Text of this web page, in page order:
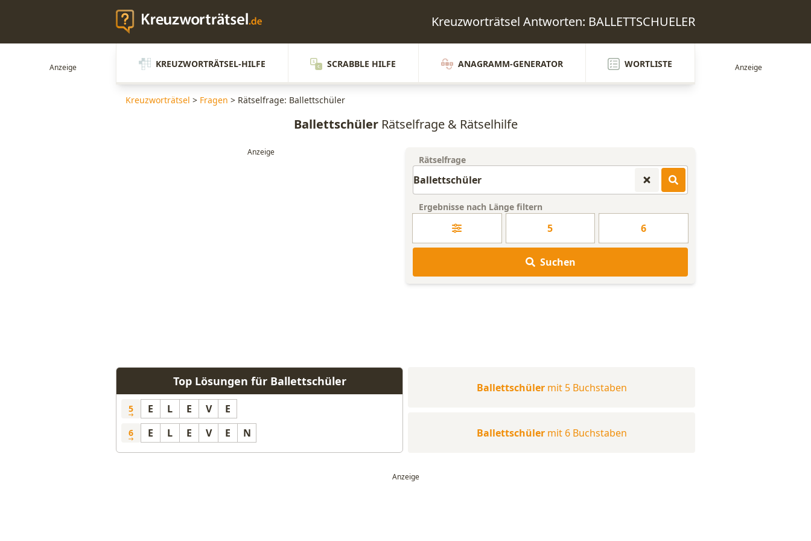
Kreuzworträtsel Antworten: BALLETTSCHUELER
KREUZWORTRÄTSEL-HILFE SCRABBLE HILFE ANAGRAMM-GENERATOR WORTLISTE
Kreuzworträtsel > Fragen > Rätselfrage: Ballettschüler
BallettschülerRätselfrage & Rätselhilfe
Rätselfrage
Ergebnisse nach Länge filtern
5 6
Suchen
Top Lösungen für Ballettschüler
5 E L E V E
6 E L E V E N
Ballettschüler mit 5 Buchstaben
Ballettschüler mit 6 Buchstaben